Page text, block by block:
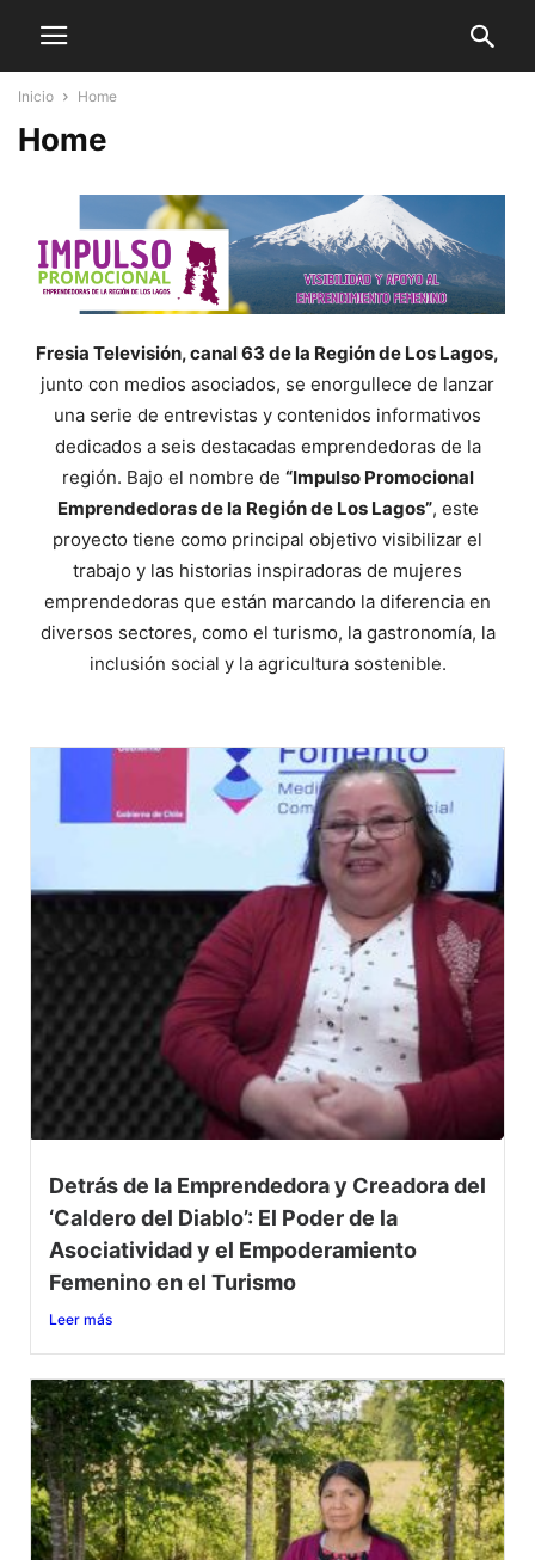
Inicio Home
Home
Fresia Televisión, canal 63 de la Región de Los Lagos,
junto con medios asociados, se enorgullece de lanzar
una serie de entrevistas y contenidos informativos
dedicados a seis destacadas emprendedoras de la
región. Bajo el nombre de “Impulso Promocional
Emprendedoras de la Región de Los Lagos”, este
proyecto tiene como principal objetivo visibilizar el
trabajo y las historias inspiradoras de mujeres
emprendedoras que están marcando la diferencia en
diversos sectores, como el turismo, la gastronomía, la
inclusión social y la agricultura sostenible.
Detrás de la Emprendedora y Creadora del
‘Caldero del Diablo’: El Poder de la
Asociatividad y el Empoderamiento
Femenino en el Turismo
Leer más